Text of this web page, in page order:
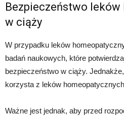
Bezpieczeństwo
w ciąży
W przypadku leków
badań naukowych, które
bezpieczeństwo w ciąży.
korzysta z leków
Ważne jest jednak, aby przed